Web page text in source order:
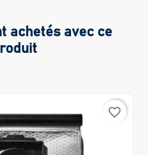
achetés avec ce
favorite_border